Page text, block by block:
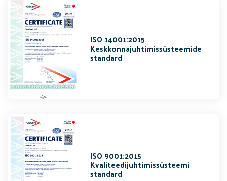
ISO 14001:2015
Keskkonnajuhtimissüsteemide
standard
ISO 9001:2015
Kvaliteedijuhtimissüsteemi
standard